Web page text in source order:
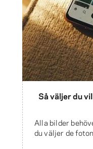
Så väljer du
Alla bilder
du väljer de